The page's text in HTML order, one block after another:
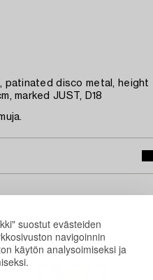
suostut evästeiden
navigoinnin
käytön analysoimiseksi ja
patinated disco metal, height
marked JUST, D18